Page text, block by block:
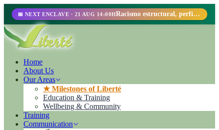
📅 NEXT ENCLAVE · 21 AUG 14:00H Racismo estructural, perfilamiento racial y abolicionismo carcelario.
Home
About Us
Our Areas
★ Milestones of Liberté
Education & Training
Wellbeing & Community
Training
Communication